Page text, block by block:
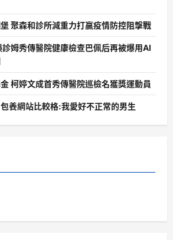
聚森和診所減重力打贏疫情防控阻擊戰
姆秀傳醫院健康檢查巴佩后再被爆用AI
柯婷文成首秀傳醫院巡檢名獲獎運動員
養網站比較格:我愛好不正常的男生